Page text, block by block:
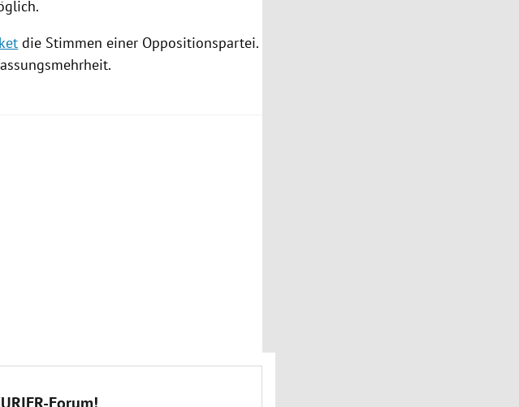
die Stimmen einer Oppositionspartei.